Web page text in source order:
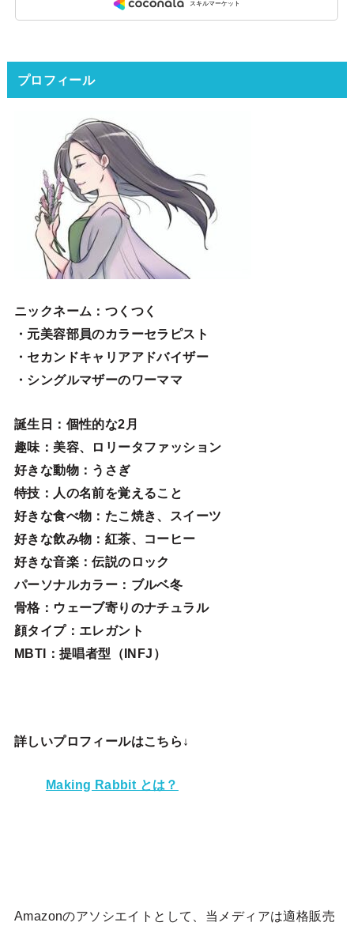
プロフィール
ニックネーム ：つくつく
・元美容部員のカラーセラピスト
・セカンドキャリアアドバイザー
・シングルマザーのワーママ
誕生日 ：個性的な2月
趣味 ：美容、ロリータファッション
好きな動物：うさぎ
特技 ：人の名前を覚えること
好きな食べ物 ：たこ焼き、スイーツ
好きな飲み物：紅茶、コーヒー
好きな音楽：伝説のロック
パーソナルカラー：ブルベ冬
骨格：ウェーブ寄りのナチュラル
顔タイプ：エレガン ト
MBTI：提唱者型（INFJ）
詳しいプロフィールはこちら↓
Making Rabbit とは？
Amazonのアソシエイトとして、当メディアは適格販売